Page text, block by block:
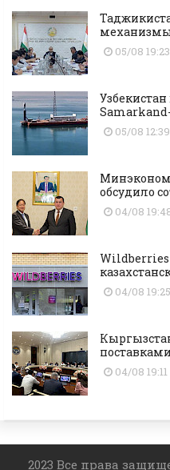
механизмы
05/08 19:23
Samarkand-
05/08 12:39
обсудило
04/08
Wildberries
04/08 19:25
04/08 19:11
2023 Все права